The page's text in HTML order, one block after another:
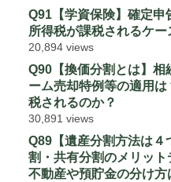
Q91【学資保険】確定申
所得税が課税されるケ
20,894 views
Q90【換価分割とは】相
ーム売却特例等の適用
税されるのか？
30,891 views
Q89【遺産分割方法は４
割・共有分割のメリッ
不動産や預貯金の分け方